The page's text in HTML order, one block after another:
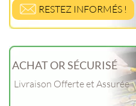
RESTEZ INFORMÉS !
ACHAT OR SÉCURISÉ
Livraison Offerte et Assurée